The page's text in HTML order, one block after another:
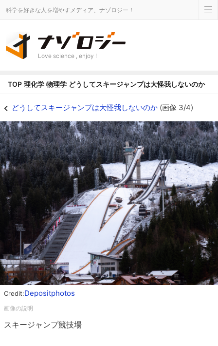
科学を好きな人を増やすメディア、ナゾロジー！
Love science , enjoy !
TOP 理化学 物理学 どうしてスキージャンプは大怪我しないのか
どうしてスキージャンプは大怪我しないのか (画像 3/4)
Credit:Depositphotos
スキージャンプ競技場